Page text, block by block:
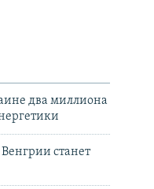
два миллиона
станет